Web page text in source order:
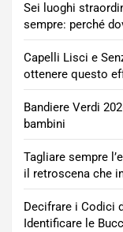
Sei luoghi
sempre: perché
Capelli Lisci e
ottenere questo
Bandiere Verdi
bambini
Tagliare sempre
il retroscena che
Decifrare i Codici
Identificare le